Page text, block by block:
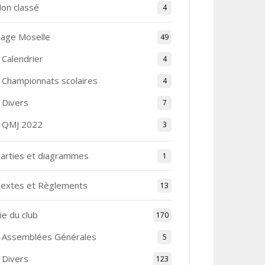
classé 4
Moselle 49
Calendrier 4
Championnats scolaires 4
Divers 7
QMJ 2022 3
et diagrammes 1
et Règlements 13
du club 170
Assemblées Générales 5
Divers 123